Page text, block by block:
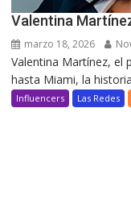
Valentina
marzo 18, 2026
Valentina Martínez, el
hasta Miami, la
Influencers Las Redes